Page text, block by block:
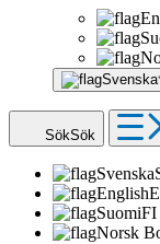
Svenska
SökSök
Svenska
English
SuomiFI
Norsk